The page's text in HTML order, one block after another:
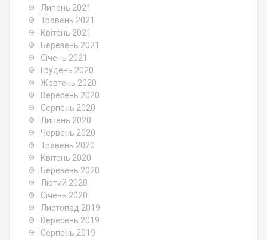
Липень 2021
Травень 2021
Квітень 2021
Березень 2021
Січень 2021
Грудень 2020
Жовтень 2020
Вересень 2020
Серпень 2020
Липень 2020
Червень 2020
Травень 2020
Квітень 2020
Березень 2020
Лютий 2020
Січень 2020
Листопад 2019
Вересень 2019
Серпень 2019